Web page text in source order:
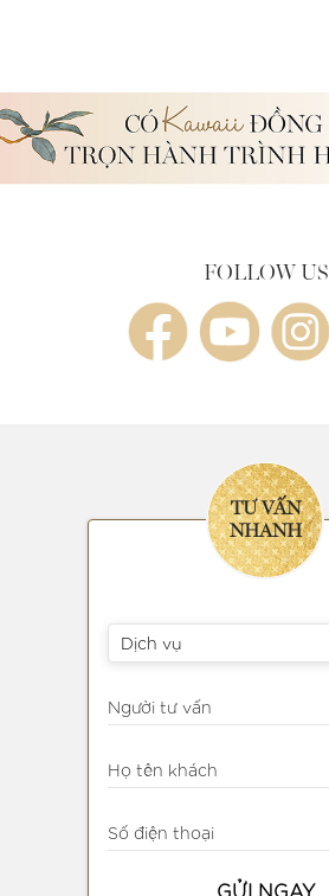
FOLLOW US
TƯ VẤN
NHANH
Dịch vụ
Người tư vấn
Họ tên khách
Số điện thoại
GỬI NGAY